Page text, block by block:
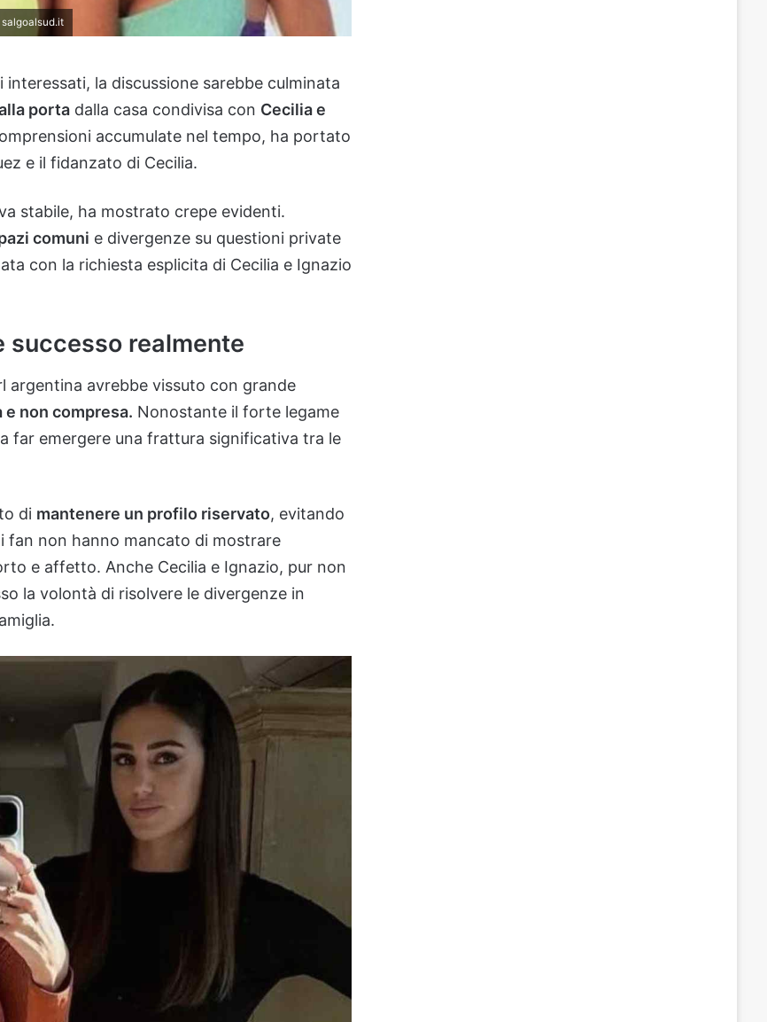
la discussione sarebbe culminata
portadalla casa condivisa con Cecilia e
accumulate nel tempo, ha portato
e il fidanzato di Cecilia.
stabile, ha mostrato crepe evidenti.
comuni e divergenze su questioni private
con la richiesta esplicita di Cecilia e Ignazio
successo realmente
argentina avrebbe vissuto con grande
e non compresa. Nonostante il forte legame
far emergere una frattura significativa tra le
di mantenere un profilo riservato, evitando
fan non hanno mancato di mostrare
e affetto. Anche Cecilia e Ignazio, pur non
la volontà di risolvere le divergenze in